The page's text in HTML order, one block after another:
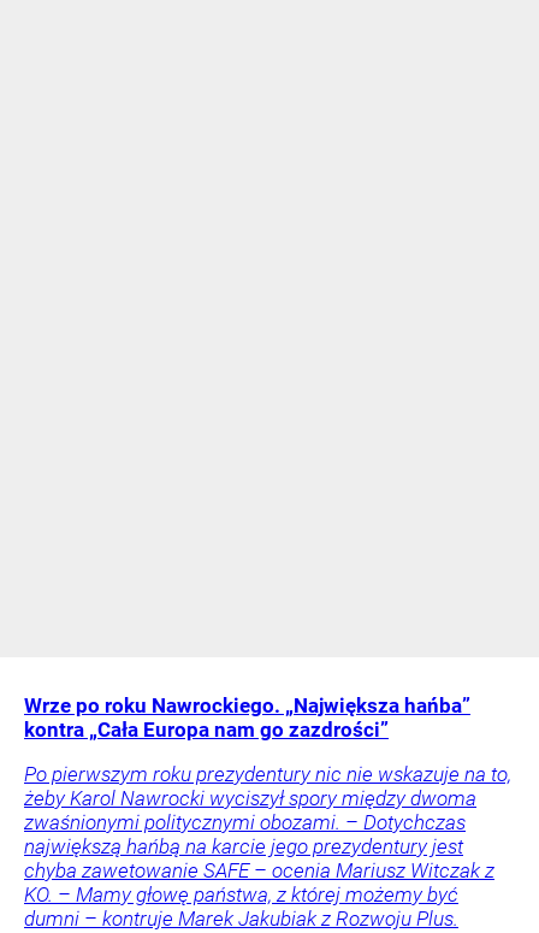
Wrze po roku Nawrockiego. „Największa hańba”
kontra „Cała Europa nam go zazdrości”
Po pierwszym roku prezydentury nic nie wskazuje na to,
żeby Karol Nawrocki wyciszył spory między dwoma
zwaśnionymi politycznymi obozami. – Dotychczas
największą hańbą na karcie jego prezydentury jest
chyba zawetowanie SAFE – ocenia Mariusz Witczak z
KO. – Mamy głowę państwa, z której możemy być
dumni – kontruje Marek Jakubiak z Rozwoju Plus.